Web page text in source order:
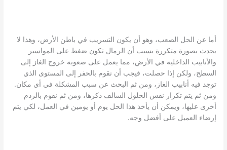
أما عن الحل الصعب، وهو أن يكون التسريب في باطن الأرض، وهذا لا
يحدث بصورة متكررة بسبب أن الرمال تكون ضغط على المواسير
والأنابيب الداخلية في الأرض، مما يعمل على صعوبة خروج الغاز إلى
السطح، ولكن إذا حصلت، فيجب أن نقوم بالحفر إلى المستوى الذي
توجد فيه أنابيب الغاز، ومن ثم البحث عن سبب المشكلة في أي مكان.
ومن ثم يتم تكرار نفس الحلول السالف ذكرها، ومن ثم نقوم بالردم
أخرى عليها، ويمكن أن يأخذ هذا الحل يوم أو يومين في العمل، لكي يتم
إرضاء العميل على أفضل وجه.